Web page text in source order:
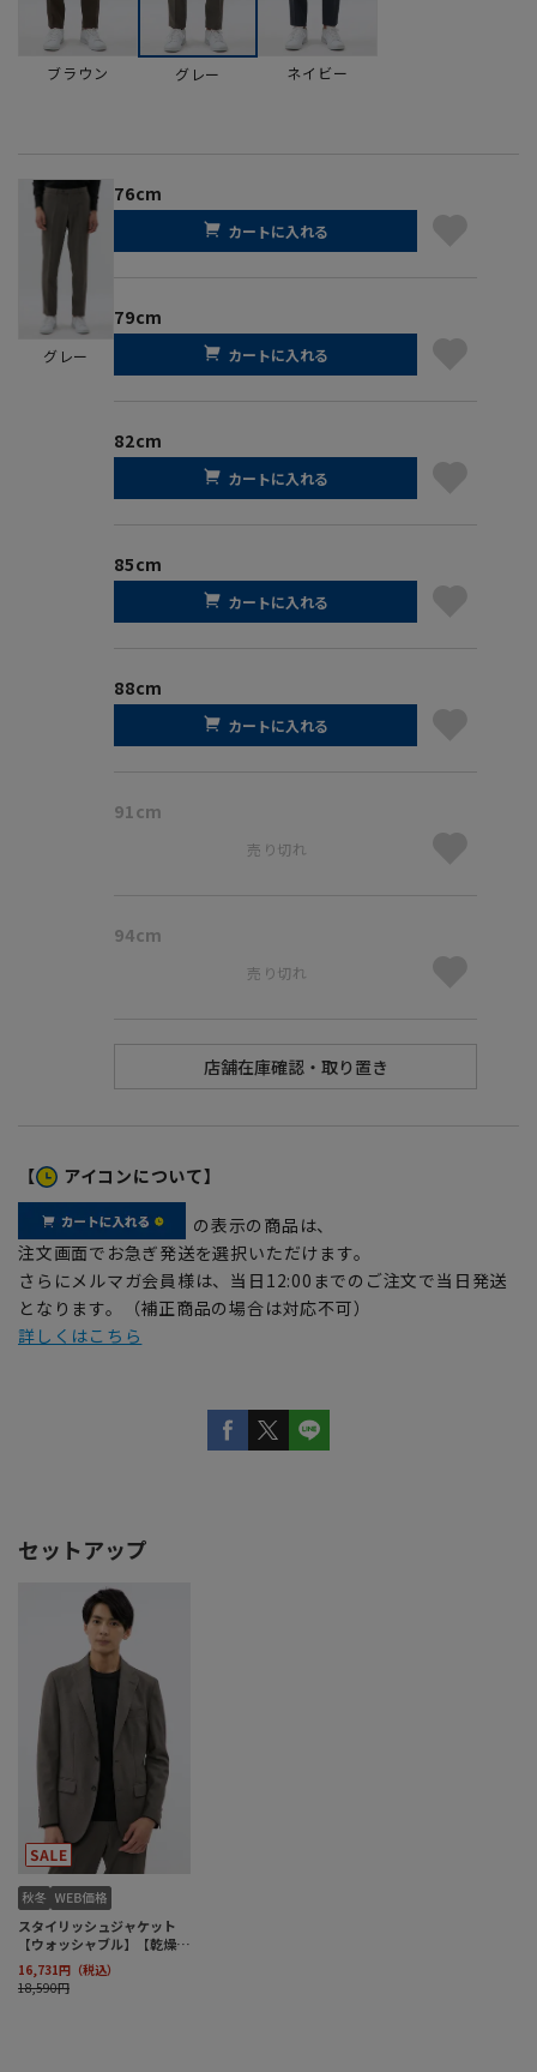
ブラウン グレー ネイビー
グレー
76cm
カートに入れる
79cm
カートに入れる
82cm
カートに入れる
85cm
カートに入れる
88cm
カートに入れる
91cm
売り切れ
94cm
売り切れ
【 アイコンについて】
の表示の商品は、
注文画面でお急ぎ発送を選択いただけます。
さらにメルマガ会員様は、当日12:00までのご注文で当日発送
となります。（補正商品の場合は対応不可）
詳しくはこちら